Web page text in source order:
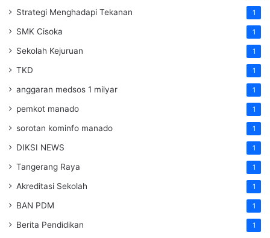
Strategi Menghadapi Tekanan 1
SMK Cisoka 1
Sekolah Kejuruan 1
TKD 1
anggaran medsos 1 milyar 1
pemkot manado 1
sorotan kominfo manado 1
DIKSI NEWS 1
Tangerang Raya 1
Akreditasi Sekolah 1
BAN PDM 1
Berita Pendidikan 1